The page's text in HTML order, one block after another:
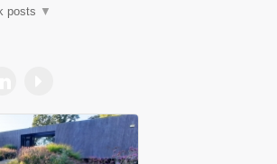
posts ▼